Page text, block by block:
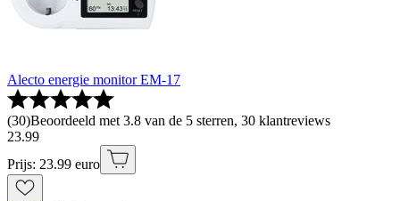
Alecto energie monitor EM-17
(30)Beoordeeld met 3.8 van de 5 sterren, 30 klantreviews
23.99
Prijs: 23.99 euro